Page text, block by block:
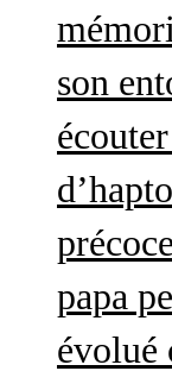
son
papa
évolué